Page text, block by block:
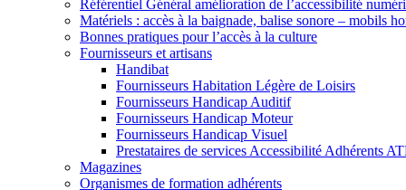
Référentiel Général amélioration de l’accessibilité
Matériels : accès à la baignade, balise sonore – mobils
Bonnes pratiques pour l’accès à la culture
Fournisseurs et artisans
Handibat
Fournisseurs Habitation Légère de Loisirs
Fournisseurs Handicap Auditif
Fournisseurs Handicap Moteur
Fournisseurs Handicap Visuel
Prestataires de services Accessibilité Adhérents
Magazines
Organismes de formation adhérents